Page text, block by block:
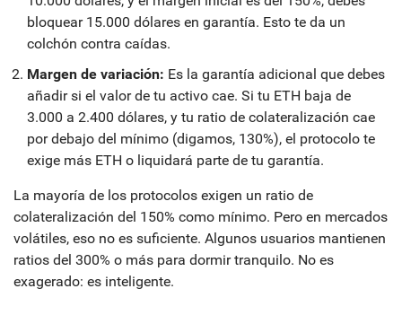
bloquear 15.000 dólares en garantía. Esto te da un
colchón contra caídas.
Margen de variación: Es la garantía adicional que debes
añadir si el valor de tu activo cae. Si tu ETH baja de
3.000 a 2.400 dólares, y tu ratio de colateralización cae
por debajo del mínimo (digamos, 130%), el protocolo te
exige más ETH o liquidará parte de tu garantía.
La mayoría de los protocolos exigen un ratio de
colateralización del 150% como mínimo. Pero en mercados
volátiles, eso no es suficiente. Algunos usuarios mantienen
ratios del 300% o más para dormir tranquilo. No es
exagerado: es inteligente.